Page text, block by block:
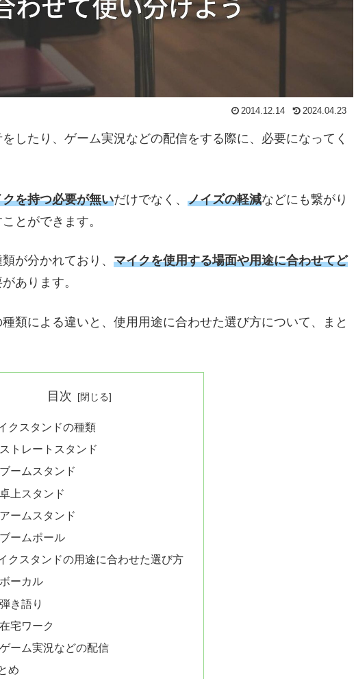
2014.12.14 2024.04.23
したり、ゲーム実況などの配信をする際に、必要になってく
を持つ必要が無いだけでなく、 ノイズの軽減などにも繋がり
とができます。
が分かれており、 マイクを使用する場面や用途に合わせてど
あります。
類による違いと、使用用途に合わせた選び方について、まと
目次
クスタンドの種類
ストレートスタンド
ブームスタンド
卓上スタンド
アームスタンド
ブームポール
クスタンドの用途に合わせた選び方
ボーカル
弾き語り
在宅ワーク
ゲーム実況などの配信
め